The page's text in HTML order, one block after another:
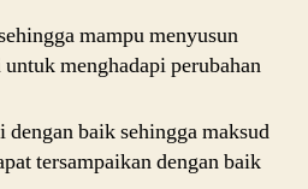
mampu menyusun
menghadapi perubahan
baik sehingga maksud
tersampaikan dengan baik